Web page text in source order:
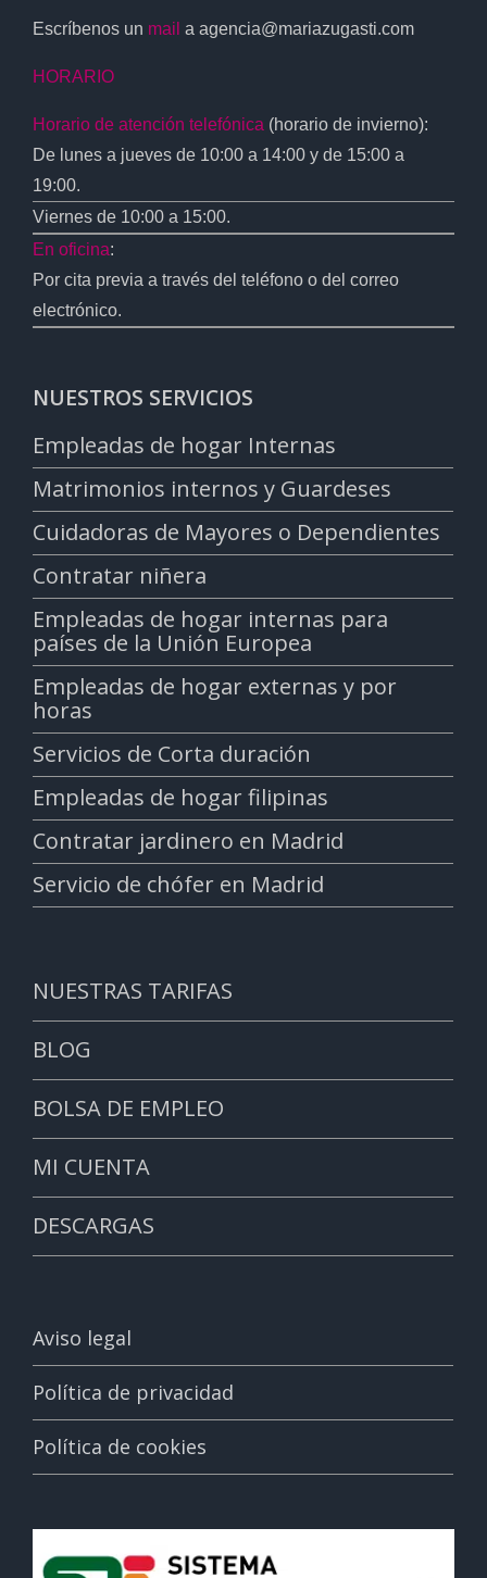
Escríbenos un mail a agencia@mariazugasti.com
HORARIO
Horario de atención telefónica (horario de invierno):
De lunes a jueves de 10:00 a 14:00 y de 15:00 a
19:00.
Viernes de 10:00 a 15:00.
En oficina:
Por cita previa a través del teléfono o del correo
electrónico.
NUESTROS SERVICIOS
Empleadas de hogar Internas
Matrimonios internos y Guardeses
Cuidadoras de Mayores o Dependientes
Contratar niñera
Empleadas de hogar internas para
países de la Unión Europea
Empleadas de hogar externas y por
horas
Servicios de Corta duración
Empleadas de hogar filipinas
Contratar jardinero en Madrid
Servicio de chófer en Madrid
NUESTRAS TARIFAS
BLOG
BOLSA DE EMPLEO
MI CUENTA
DESCARGAS
Aviso legal
Política de privacidad
Política de cookies